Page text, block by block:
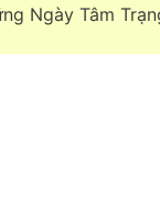
Ngày Tâm